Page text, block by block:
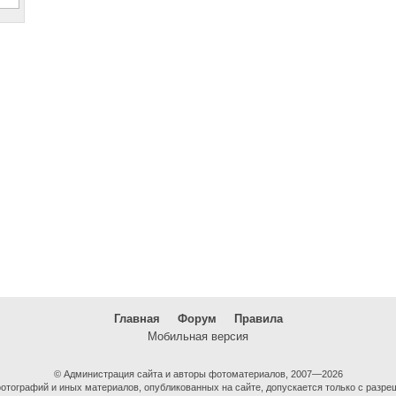
Главная Форум
Правила
Мобильная версия
© Администрация сайта и авторы фотоматериалов, 2007—2026
и иных материалов, опубликованных на сайте, допускается только с